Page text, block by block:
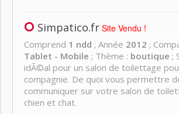
Simpatico.fr Site Vendu !
Comprend 1 ndd ; Année 2012 ;
Tablet - Mobile ; Thème : boutique ;
idÃ©al pour un salon de toilettage
compagnie. De quoi vous permettre
communiquer sur votre salon de
chien et chat.